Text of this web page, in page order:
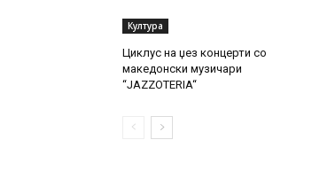
Култура
Циклус на џез концерти со
македонски музичари
“JAZZOTERIA“